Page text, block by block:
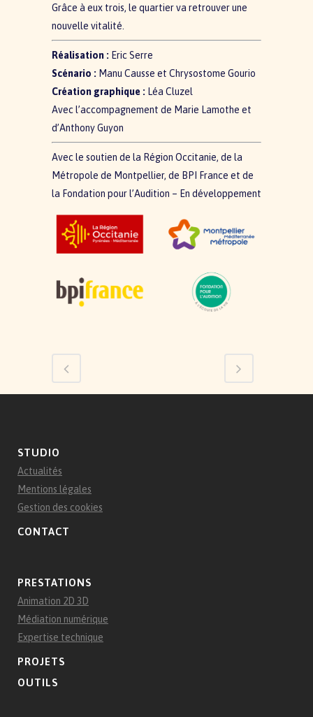
Grâce à eux trois, le quartier va retrouver une
nouvelle vitalité.
Réalisation : Eric Serre
Scénario : Manu Causse et Chrysostome Gourio
Création graphique : Léa Cluzel
Avec l’accompagnement de Marie Lamothe et
d’Anthony Guyon
Avec le soutien de la Région Occitanie, de la
Métropole de Montpellier, de BPI France et de
la Fondation pour l’Audition – En développement
STUDIO
Actualités
Mentions légales
Gestion des cookies
CONTACT
PRESTATIONS
Animation 2D 3D
Médiation numérique
Expertise technique
PROJETS
OUTILS